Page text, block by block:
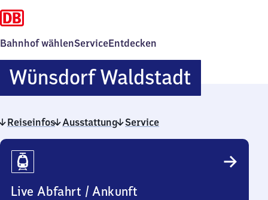
Bahnhof wählenServiceEntdecken
Wünsdorf Waldstadt
Reiseinfos Ausstattung Service
Reiseinfos
Live Abfahrt / Ankunft